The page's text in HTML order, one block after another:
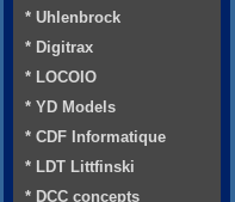
* Uhlenbrock
* Digitrax
* LOCOIO
* YD Models
* CDF Informatique
* LDT Littfinski
* DCC concepts